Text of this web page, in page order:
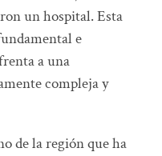
un hospital. Esta
e
a una
compleja y
de la región que ha